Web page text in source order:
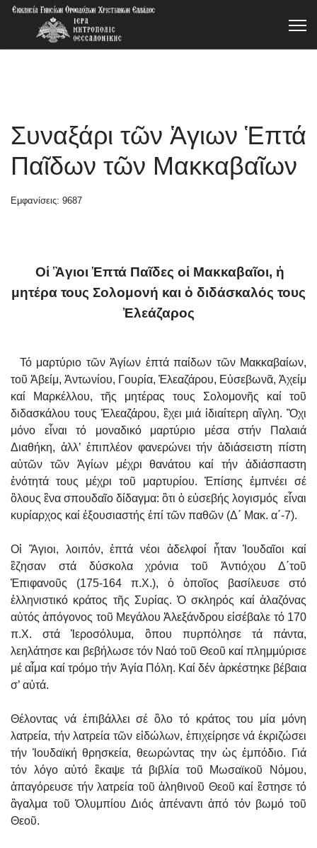
Συναξάρι τῶν Ἁγιων Ἑπτά
Παῖδων τῶν Μακκαβαῖων
Εμφανίσεις: 9687
Οἱ Ἃγιοι Ἑπτά Παῖδες οἱ Μακκαβαῖοι, ἡ
μητέρα τους Σολομονή και ὁ διδάσκαλός τους
Ἐλεάζαρος
Τό μαρτύριο τῶν Ἁγίων ἑπτά παίδων τῶν Μακκαβαίων,
τοῦ Ἀβείμ, Ἀντωνίου, Γουρία, Ἐλεαζάρου, Εὐσεβωνᾶ, Ἀχείμ
καί Μαρκέλλου, τῆς μητέρας τους Σολομονῆς καί τοῦ
διδασκάλου τους Ἐλεαζάρου, ἒχει μιά ἰδιαίτερη αἲγλη. Ὂχι
μόνο εἶναι τό μοναδικό μαρτύριο μέσα στήν Παλαιά
Διαθήκη, ἀλλ’ ἐπιπλέον φανερώνει τήν ἀδιάσειστη πίστη
αὐτῶν τῶν Ἁγίων μέχρι θανάτου καί τήν ἀδιάσπαστη
ἑνότητά τους μέχρι τοῦ μαρτυρίου. Ἐπίσης ἐμπνέει σέ
ὃλους ἓνα σπουδαῖο δίδαγμα: ὃτι ὁ εὐσεβής λογισμός εἶναι
κυρίαρχος καί ἐξουσιαστής ἐπί τῶν παθῶν (Δ΄ Μακ. α΄-7).
Οἱ Ἃγιοι, λοιπόν, ἑπτά νέοι ἀδελφοί ἦταν Ἰουδαῖοι καί
ἒζησαν στά δύσκολα χρόνια τοῦ Ἀντιόχου Δ΄τοῦ
Ἐπιφανοῦς (175-164 π.Χ.), ὁ ὁποῖος βασίλευσε στό
ἑλληνιστικό κράτος τῆς Συρίας. Ὁ σκληρός καί ἀλαζόνας
αὐτός ἀπόγονος τοῦ Μεγάλου Ἀλεξάνδρου εἰσέβαλε τό 170
π.Χ. στά Ἱεροσόλυμα, ὃπου πυρπόλησε τά πάντα,
λεηλάτησε και βεβήλωσε τόν Ναό τοῦ Θεοῦ καί πλημμύρισε
μέ αἷμα καί τρόμο τήν Ἁγία Πόλη. Καί δέν ἀρκέστηκε βέβαια
σ’ αὐτά.
Θέλοντας νά ἐπιβάλλει σέ ὃλο τό κράτος του μία μόνη
λατρεία, τήν λατρεία τῶν εἰδώλων, ἐπιχείρησε νά ἐκριζώσει
τήν Ἰουδαϊκή θρησκεία, θεωρώντας την ὡς ἐμπόδιο. Γιά
τόν λόγο αὐτό ἒκαψε τά βιβλία τοῦ Μωσαϊκοῦ Νόμου,
ἀπαγόρευσε τήν λατρεία τοῦ ἀληθινοῦ Θεοῦ καί ἒστησε τό
ἂγαλμα τοῦ Ὀλυμπίου Διός ἀπέναντι ἀπό τόν βωμό τοῦ
Θεοῦ.